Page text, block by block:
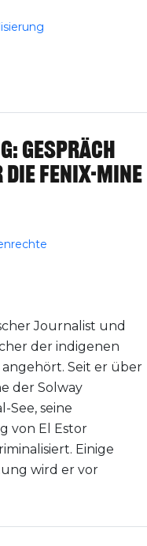
Gespräch
Fenix-Mine
Journalist und
der indigenen
angehört. Seit er über
der Solway
See, seine
von El Estor
Einige
wird er vor